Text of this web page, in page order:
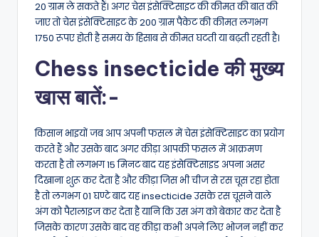
20 ग्राम ले सकते हैं। अगर चेस इंसेक्टिसाइट की कीमत की बात की
जाए तो चेस इंसेक्टिसाइट के 200 ग्राम पैकेट की कीमत लगभग
1750 रूपए होती है समय के हिसाब से कीमत घटती या बढ़ती रहती है।
Chess insecticide की मुख्य
खास बातें:-
किसान भाइयों जब आप अपनी फसल में चेस इंसेक्टिसाइट का प्रयोग
करते हैं और उसके बाद अगर कीड़ा आपकी फसल में आक्रमण
करता है तो लगभग 15 मिनट बाद यह इंसेक्टिसाइड अपना असर
दिखाना शुरू कर देता है और कीड़ा जिस भी चीज से रस चूस रहा होता
है तो लगभग 01 घण्टे बाद यह insecticide उसके रस चूसने वाले
अंग को पैरालाइज कर देता है यानि कि उस अंग को बेकार कर देता है
जिसके कारण उसके बाद वह कीड़ा कभी अपने लिए भोजन नहीं कर